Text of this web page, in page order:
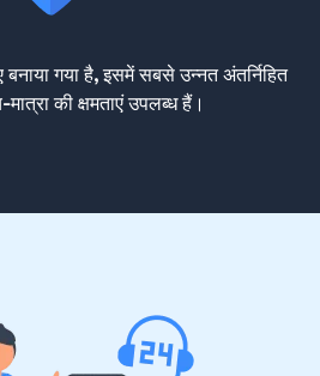
गया है, इसमें सबसे उन्नत अंतर्निहित
की क्षमताएं उपलब्ध हैं।